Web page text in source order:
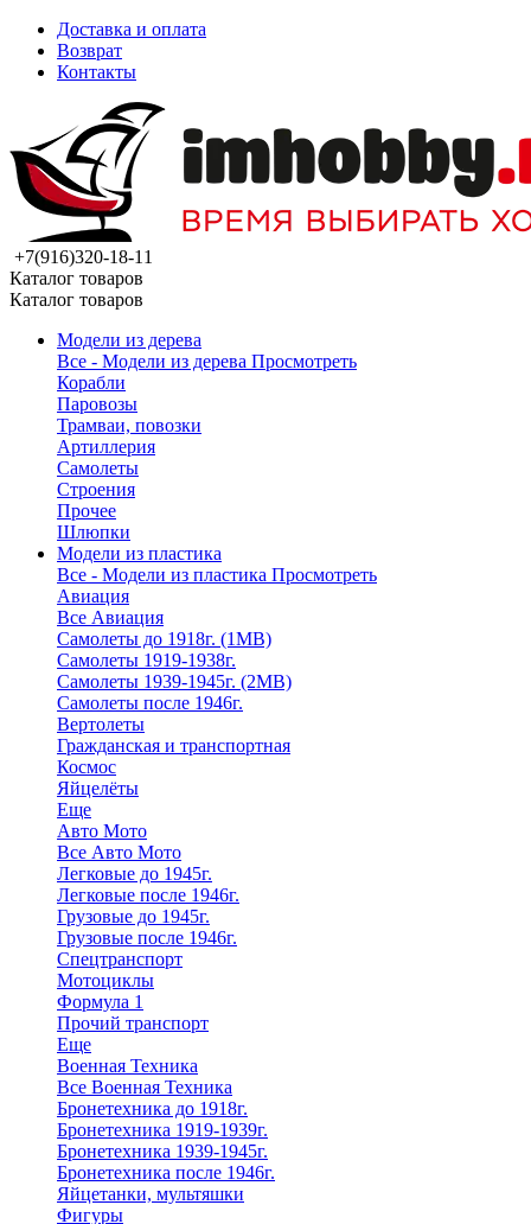
Доставка и оплата
Возврат
Контакты
+7(916)320-18-11
Каталог товаров
Каталог товаров
Модели из дерева
Все - Модели из дерева Просмотреть
Корабли
Паровозы
Трамваи, повозки
Артиллерия
Самолеты
Строения
Прочее
Шлюпки
Модели из пластика
Все - Модели из пластика Просмотреть
Авиация
Все Авиация
Самолеты до 1918г. (1МВ)
Самолеты 1919-1938г.
Самолеты 1939-1945г. (2МВ)
Самолеты после 1946г.
Вертолеты
Гражданская и транспортная
Космос
Яйцелёты
Еще
Авто Мото
Все Авто Мото
Легковые до 1945г.
Легковые после 1946г.
Грузовые до 1945г.
Грузовые после 1946г.
Спецтранспорт
Мотоциклы
Формула 1
Прочий транспорт
Еще
Военная Техника
Все Военная Техника
Бронетехника до 1918г.
Бронетехника 1919-1939г.
Бронетехника 1939-1945г.
Бронетехника после 1946г.
Яйцетанки, мультяшки
Фигуры